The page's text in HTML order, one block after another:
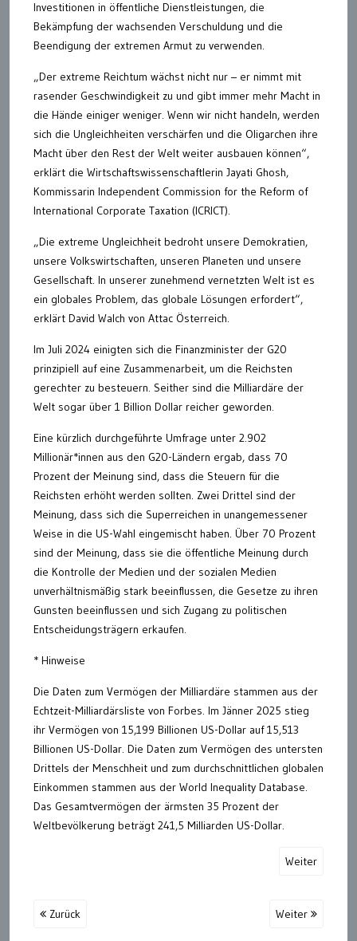
Investitionen in öffentliche Dienstleistungen, die
Bekämpfung der wachsenden Verschuldung und die
Beendigung der extremen Armut zu verwenden.
„Der extreme Reichtum wächst nicht nur – er nimmt mit
rasender Geschwindigkeit zu und gibt immer mehr Macht in
die Hände einiger weniger. Wenn wir nicht handeln, werden
sich die Ungleichheiten verschärfen und die Oligarchen ihre
Macht über den Rest der Welt weiter ausbauen können“,
erklärt die Wirtschaftswissenschaftlerin Jayati Ghosh,
Kommissarin Independent Commission for the Reform of
International Corporate Taxation (ICRICT).
„Die extreme Ungleichheit bedroht unsere Demokratien,
unsere Volkswirtschaften, unseren Planeten und unsere
Gesellschaft. In unserer zunehmend vernetzten Welt ist es
ein globales Problem, das globale Lösungen erfordert“,
erklärt David Walch von Attac Österreich.
Im Juli 2024 einigten sich die Finanzminister der G20
prinzipiell auf eine Zusammenarbeit, um die Reichsten
gerechter zu besteuern. Seither sind die Milliardäre der
Welt sogar über 1 Billion Dollar reicher geworden.
Eine kürzlich durchgeführte Umfrage unter 2.902
Millionär*innen aus den G20-Ländern ergab, dass 70
Prozent der Meinung sind, dass die Steuern für die
Reichsten erhöht werden sollten. Zwei Drittel sind der
Meinung, dass sich die Superreichen in unangemessener
Weise in die US-Wahl eingemischt haben. Über 70 Prozent
sind der Meinung, dass sie die öffentliche Meinung durch
die Kontrolle der Medien und der sozialen Medien
unverhältnismäßig stark beeinflussen, die Gesetze zu ihren
Gunsten beeinflussen und sich Zugang zu politischen
Entscheidungsträgern erkaufen.
* Hinweise
Die Daten zum Vermögen der Milliardäre stammen aus der
Echtzeit-Milliardärsliste von Forbes. Im Jänner 2025 stieg
ihr Vermögen von 15,199 Billionen US-Dollar auf 15,513
Billionen US-Dollar. Die Daten zum Vermögen des untersten
Drittels der Menschheit und zum durchschnittlichen globalen
Einkommen stammen aus der World Inequality Database.
Das Gesamtvermögen der ärmsten 35 Prozent der
Weltbevölkerung beträgt 241,5 Milliarden US-Dollar.
Weiter
Zurück Weiter